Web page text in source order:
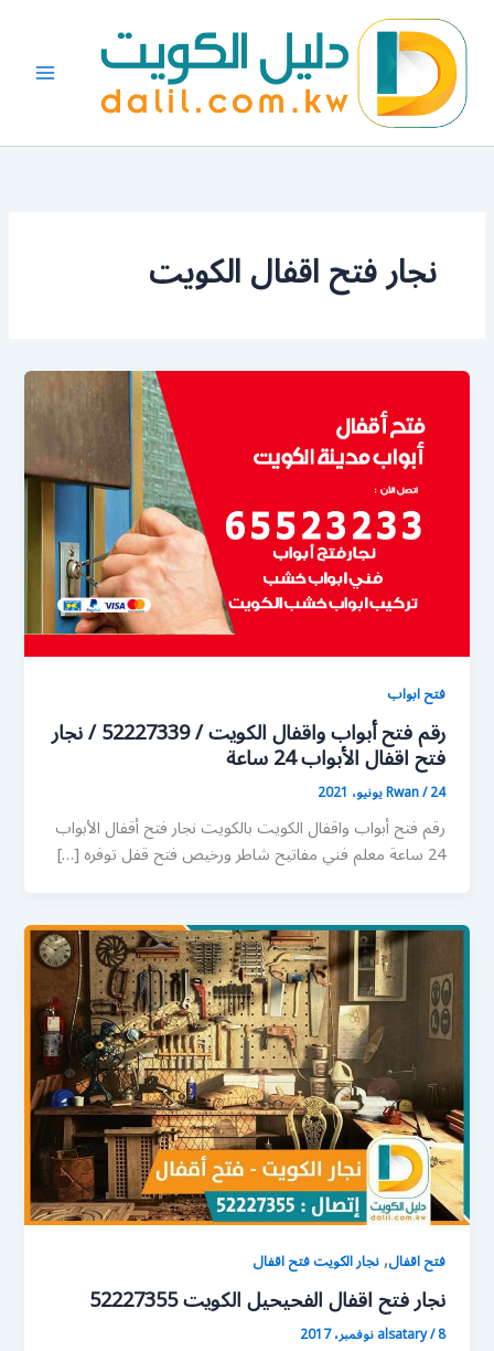
المحتوى
نجار فتح اقفال الكويت
فتح ابواب
رقم فتح أبواب واقفال الكويت / 52227339 / نجار
فتح اقفال الأبواب 24 ساعة
Rwan/24 يونيو، 2021
رقم فتح أبواب واقفال الكويت بالكويت نجار فتح أقفال الأبواب
24 ساعة معلم فني مفاتيح شاطر ورخيص فتح قفل توفره […]
فتح اقفال,نجار الكويت فتح اقفال
نجار فتح اقفال الفحيحيل الكويت 52227355
alsatary/8 نوفمبر، 2017